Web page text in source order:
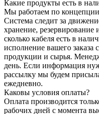
Какие продукты есть в
Мы работаем по концепции
Система следит за
хранение, резервирование
сколько кабеля есть в
исполнение вашего заказа
продукции и сырья.
день. Если информация
рассылку мы будем
ежедневно.
Каковы условия оплаты?
Оплата производится
рабочих дней с момента